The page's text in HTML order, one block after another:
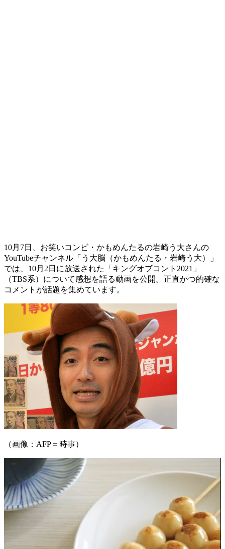
10月7日、お笑いコンビ・かもめんたるの岩崎う大さんの
YouTubeチャンネル「う大脳（かもめんたる・岩崎う大）」
では、10月2日に放送された「キングオブコント2021」
（TBS系）について感想を語る動画を公開。正直かつ的確な
コメントが話題を集めています。
（画像：AFP＝時事）